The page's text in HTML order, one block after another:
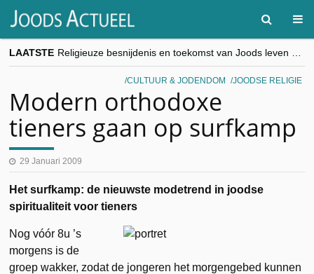
LAATSTE
“Besnijdenisdebat toont hoe moeilijk seculiere Westen minderheden begrijpt”, Jinnih Beels (Vooruit)
CITYTRIP | ROEMENIË – Boekarest: de verrassing van Oost-Europa
CULTUUR & JODENDOM JOODSE RELIGIE
Modern orthodoxe
tieners gaan op surfkamp
29 Januari 2009
Het surfkamp: de nieuwste modetrend in joodse
spiritualiteit voor tieners
Nog vóór 8u ’s
morgens is de
groep wakker, zodat de jongeren het morgengebed kunnen